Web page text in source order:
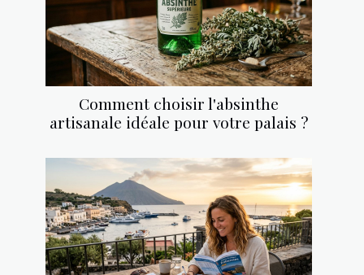
Comment choisir l'absinthe
artisanale idéale pour votre palais ?